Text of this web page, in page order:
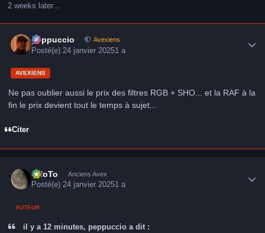
2 weeks later...
peppuccio Avexiens
Posté(e) 24 janvier 20251 a
AVEXIENS
Ne pas oublier aussi le prix des filtres RGB + SHO... et la RAF à la
fin le prix devient tout le temps à sujet...
Citer
FHoTo Anciens Avex
Posté(e)24 janvier 20251 a
AUTEUR
il y a 12 minutes, peppuccio a dit :